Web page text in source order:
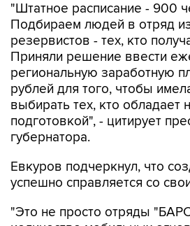
"Штатное расписание - 900
Подбираем людей в отряд
резервистов - тех, кто
Приняли решение ввести
региональную заработную
рублей для того, чтобы
выбирать тех, кто обладает
подготовкой", - цитирует
губернатора.
Евкуров подчеркнул, что
успешно справляется со
"Это не просто отряды